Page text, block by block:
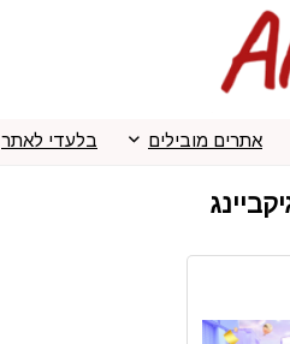
אתרים מובילים בלעדי לאתר